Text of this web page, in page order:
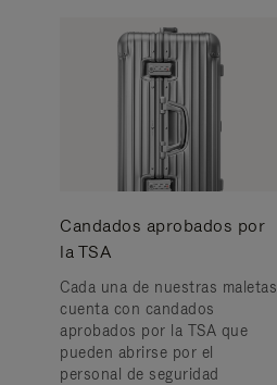
Candados aprobados por
la TSA
Cada una de nuestras maletas
cuenta con candados
aprobados por la TSA que
pueden abrirse por el
personal de seguridad